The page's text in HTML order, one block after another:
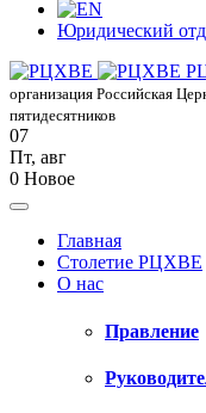
Юридический
организация Российская
пятидесятников
07
Пт, авг
0 Новое
Главная
Столетие РЦХВЕ
О нас
Правление